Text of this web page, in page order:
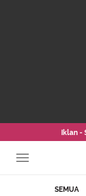
Iklan
SEMUA